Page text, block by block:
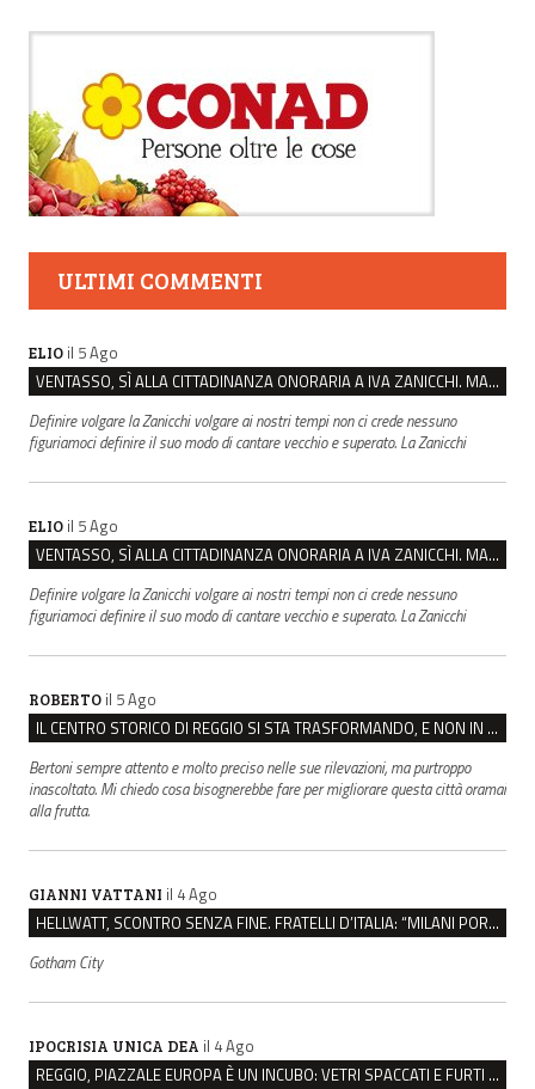
ULTIMI COMMENTI
ELIO il 5 Ago
VENTASSO, SÌ ALLA CITTADINANZA ONORARIA A IVA ZANICCHI. MA BARGIACCHI: “È DI PESSIMO GUSTO”
Definire volgare la Zanicchi volgare ai nostri tempi non ci crede nessuno
figuriamoci definire il suo modo di cantare vecchio e superato. La Zanicchi
ELIO il 5 Ago
VENTASSO, SÌ ALLA CITTADINANZA ONORARIA A IVA ZANICCHI. MA BARGIACCHI: “È DI PESSIMO GUSTO”
Definire volgare la Zanicchi volgare ai nostri tempi non ci crede nessuno
figuriamoci definire il suo modo di cantare vecchio e superato. La Zanicchi
ROBERTO il 5 Ago
IL CENTRO STORICO DI REGGIO SI STA TRASFORMANDO, E NON IN MEGLIO
Bertoni sempre attento e molto preciso nelle sue rilevazioni, ma purtroppo
inascoltato. Mi chiedo cosa bisognerebbe fare per migliorare questa città oramai
alla frutta.
GIANNI VATTANI il 4 Ago
HELLWATT, SCONTRO SENZA FINE. FRATELLI D’ITALIA: “MILANI PORTA DOCUMENTI, DE FRANCO INSULTI”
Gotham City
IPOCRISIA UNICA DEA il 4 Ago
REGGIO, PIAZZALE EUROPA È UN INCUBO: VETRI SPACCATI E FURTI SULLE AUTO IN SOSTA